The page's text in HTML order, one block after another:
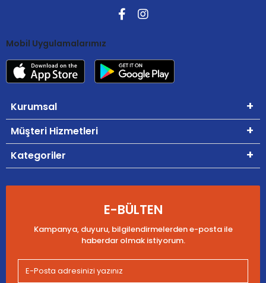
Mobil Uygulamalarımız
Kurumsal
Müşteri Hizmetleri
Kategoriler
E-BÜLTEN
Kampanya, duyuru, bilgilendirmelerden e-posta ile
haberdar olmak istiyorum.